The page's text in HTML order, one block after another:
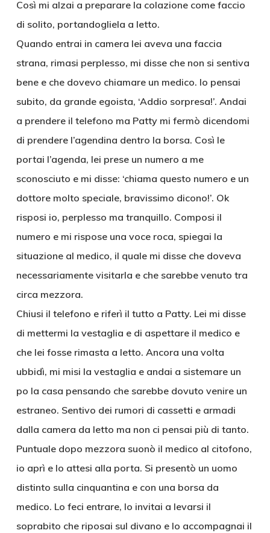
Così mi alzai a preparare la colazione come faccio
di solito, portandogliela a letto.
Quando entrai in camera lei aveva una faccia
strana, rimasi perplesso, mi disse che non si sentiva
bene e che dovevo chiamare un medico. Io pensai
subito, da grande egoista, ‘Addio sorpresa!’. Andai
a prendere il telefono ma Patty mi fermò dicendomi
di prendere l’agendina dentro la borsa. Così le
portai l’agenda, lei prese un numero a me
sconosciuto e mi disse: ‘chiama questo numero e un
dottore molto speciale, bravissimo dicono!’. Ok
risposi io, perplesso ma tranquillo. Composi il
numero e mi rispose una voce roca, spiegai la
situazione al medico, il quale mi disse che doveva
necessariamente visitarla e che sarebbe venuto tra
circa mezzora.
Chiusi il telefono e riferì il tutto a Patty. Lei mi disse
di mettermi la vestaglia e di aspettare il medico e
che lei fosse rimasta a letto. Ancora una volta
ubbidì, mi misi la vestaglia e andai a sistemare un
po la casa pensando che sarebbe dovuto venire un
estraneo. Sentivo dei rumori di cassetti e armadi
dalla camera da letto ma non ci pensai più di tanto.
Puntuale dopo mezzora suonò il medico al citofono,
io aprì e lo attesi alla porta. Si presentò un uomo
distinto sulla cinquantina e con una borsa da
medico. Lo feci entrare, lo invitai a levarsi il
soprabito che riposai sul divano e lo accompagnai il